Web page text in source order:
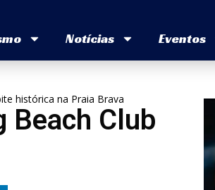
Notícias Eventos
histórica na Praia Brava
Beach Club